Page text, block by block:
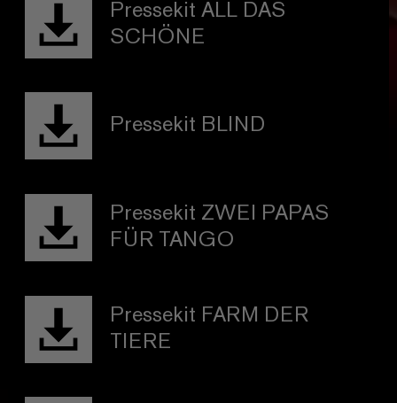
Pressekit ALL DAS
SCHÖNE
Pressekit BLIND
Pressekit ZWEI PAPAS
FÜR TANGO
Pressekit FARM DER
TIERE